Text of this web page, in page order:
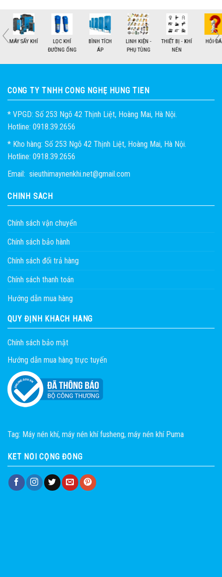
MÁY SẤY KHÍ
LỌC KHÍ
ĐƯỜNG ỐNG
BÌNH TÍCH
LINH KIỆN -
PHỤ TÙNG
THIẾT BỊ - KHÍ
NÉN
HỎI ĐÁP
CÔNG TY TNHH CÔNG NGHỆ HÙNG TIẾN
* VPGD: Số 253 Ngõ 42 Thịnh Liệt, Hoàng Mai, Hà Nội.
Hotline: 0918.39.2656
* Kho hàng: Số 253 Ngõ 42 Thịnh Liệt, Hoàng Mai, Hà Nội.
Hotline: 0918.39.2656
Email: sieuthimaynenkhi.net@gmail.com
CHÍNH SÁCH
Chính sách vận chuyển
Chính sách bảo hành
Chính sách đổi trả hàng
Chính sách thanh toán
Hướng dẫn mua hàng
QUY ĐỊNH KHÁCH HÀNG
Chính sách bảo mật
Hướng dẫn mua hàng trực tuyến
Tag: Máy nén khí, máy nén khí fusheng, máy nén khí Puma
KẾT NỐI CỘNG ĐỒNG